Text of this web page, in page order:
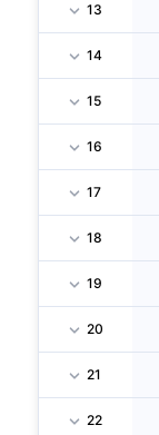
13
14
15
16
17
18
19
20
21
22